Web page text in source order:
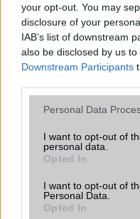
your opt-out. You may
disclosure of your
IAB’s list of downstream
also be disclosed by us
Downstream Participants
Please note that this
not limited to your visit or
grant or deny consent to
use your data for below
consent section.
Personal Data
I want to opt-out of
personal data.
Opted In
I want to opt-out of
Personal Data.
Opted In
Vibra jelzés
SIM típus
SIM-ek száma
Flight mode
Funkciók
Védelem